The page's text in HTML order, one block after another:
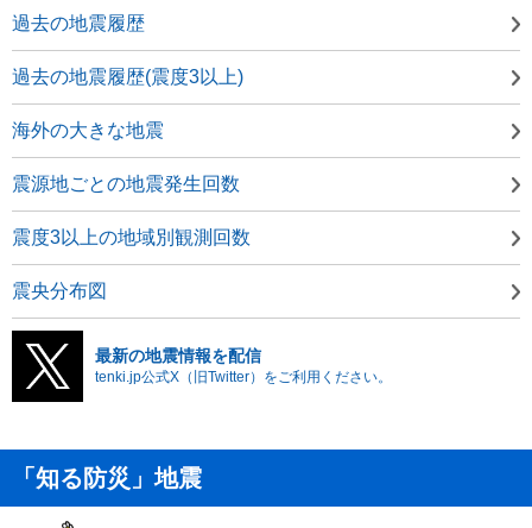
過去の地震履歴
過去の地震履歴(震度3以上)
海外の大きな地震
震源地ごとの地震発生回数
震度3以上の地域別観測回数
震央分布図
最新の地震情報を配信
tenki.jp公式X（旧Twitter）をご利用ください。
「知る防災」地震